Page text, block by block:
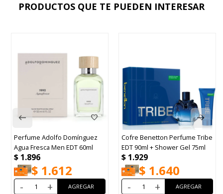
PRODUCTOS QUE TE PUEDEN INTERESAR
Perfume Adolfo Domínguez
Agua Fresca Men EDT 60ml
$ 1.896
$ 1.612
- +
Cofre Benetton Perfume Tribe
EDT 90ml + Shower Gel 75ml
$ 1.929
$ 1.640
- +